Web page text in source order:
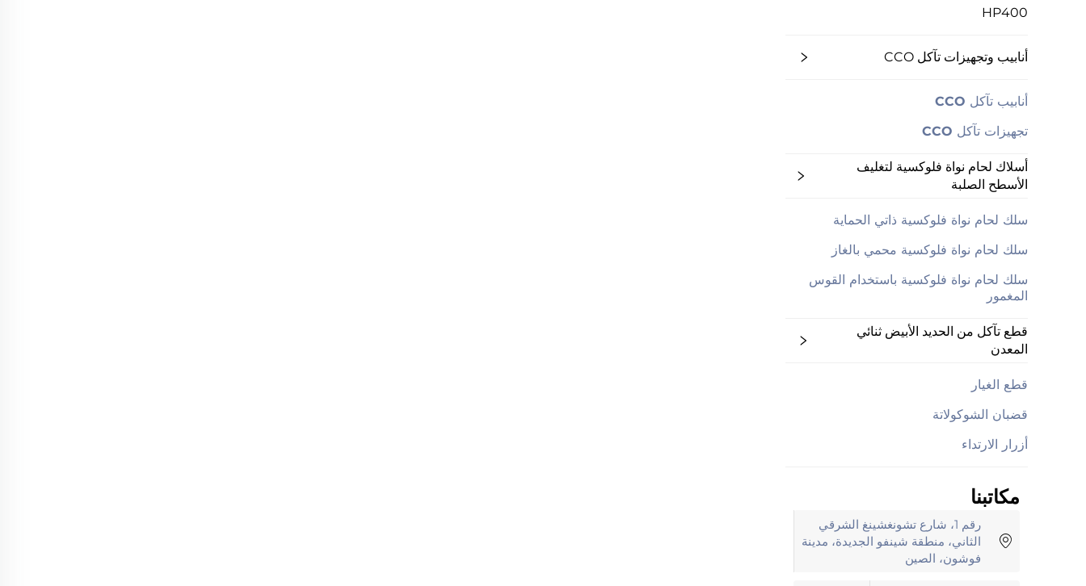
HP400
أنابيب وتجهيزات تآكل CCO
أنابيب تآكل CCO
تجهيزات تآكل CCO
أسلاك لحام نواة فلوكسية لتغليف
الأسطح الصلبة
سلك لحام نواة فلوكسية ذاتي الحماية
سلك لحام نواة فلوكسية محمي بالغاز
سلك لحام نواة فلوكسية باستخدام القوس
المغمور
قطع تآكل من الحديد الأبيض ثنائي
المعدن
قطع الغيار
قضبان الشوكولاتة
أزرار الارتداء
مكاتبنا
رقم 1، شارع تشونغشينغ الشرقي
الثاني، منطقة شينفو الجديدة، مدينة
فوشون، الصين